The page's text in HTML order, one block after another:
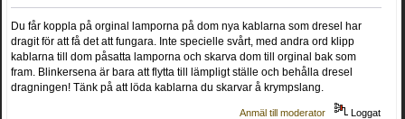
Du får koppla på orginal lamporna på dom nya kablarna som dresel har
dragit för att få det att fungara. Inte specielle svårt, med andra ord klipp
kablarna till dom påsatta lamporna och skarva dom till orginal bak som
fram. Blinkersena är bara att flytta till lämpligt ställe och behålla dresel
dragningen! Tänk på att löda kablarna du skarvar å krympslang.
Anmäl till moderator Loggat